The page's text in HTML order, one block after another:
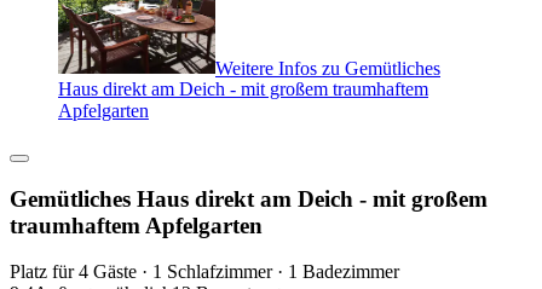
Weitere Infos zu Gemütliches
Haus direkt am Deich - mit großem traumhaftem
Apfelgarten
Gemütliches Haus direkt am Deich - mit großem
traumhaftem Apfelgarten
Platz für 4 Gäste · 1 Schlafzimmer · 1 Badezimmer